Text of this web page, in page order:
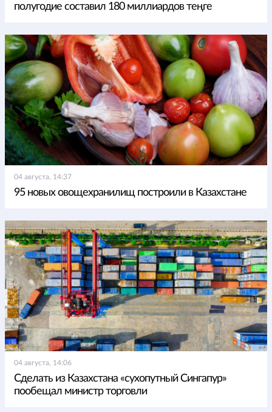
полугодие составил 180 миллиардов теңге
04 августа, 14:37
95 новых овощехранилищ построили в Казахстане
04 августа, 14:06
Сделать из Казахстана «сухопутный Сингапур»
пообещал министр торговли